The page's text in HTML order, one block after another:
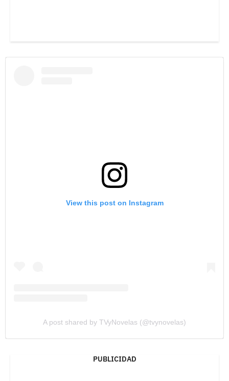
View this post on Instagram
A post shared by TVyNovelas (@tvynovelas)
PUBLICIDAD